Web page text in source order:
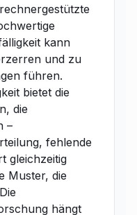
kann
und zu
führen.
bietet die
die
–
fehlende
gleichzeitig
Muster, die
hängt